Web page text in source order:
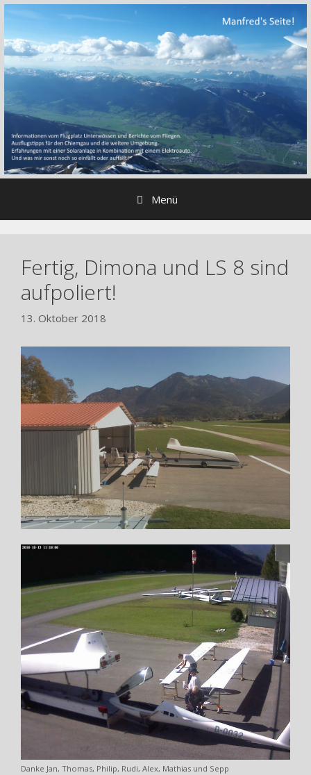
Zum
springen
Menü
Fertig, Dimona und LS 8 sind
aufpoliert!
13. Oktober 2018
Danke Jan, Thomas, Philip, Rudi, Alex, Mathias und Sepp